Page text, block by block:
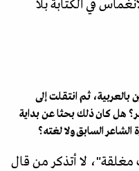
في الكتابة بلا
ثم انتقلت إلى
هل كان ذلك بحثا عن بداية
الشاعر السابق ولا لغته؟
مغلقة"، لا أتذكر من قال